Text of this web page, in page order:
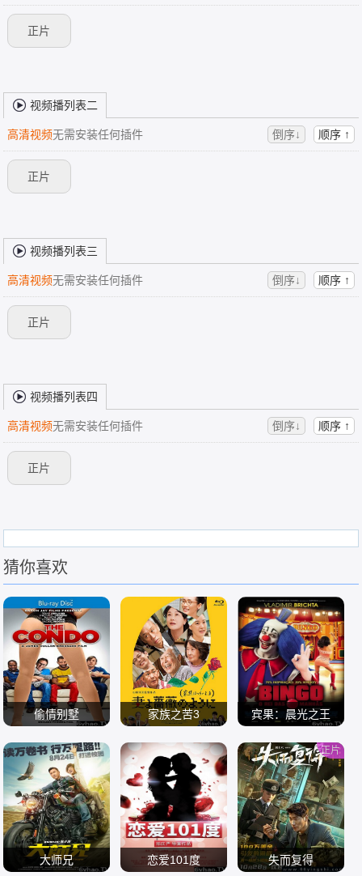
正片
视频播列表二
高清视频无需安装任何插件 倒序↓ 顺序 ↑
正片
视频播列表三
高清视频无需安装任何插件 倒序↓ 顺序 ↑
正片
视频播列表四
高清视频无需安装任何插件 倒序↓ 顺序 ↑
正片
猜你喜欢
偷情别墅
/
家族之苦3
/
宾果：晨光之王
/
大师兄 恋爱101度 失而复得
正片